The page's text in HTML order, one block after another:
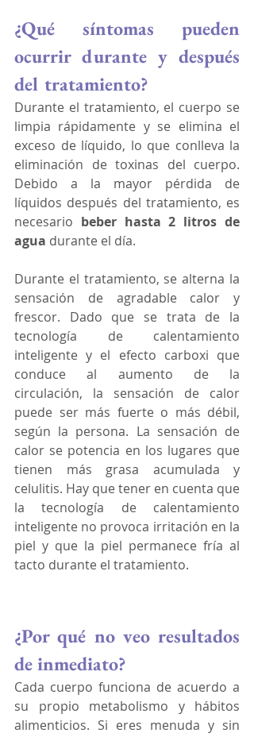
¿Qué síntomas pueden
ocurrir durante y después
del tratamiento?
Durante el tratamiento, el cuerpo se
limpia rápidamente y se elimina el
exceso de líquido, lo que conlleva la
eliminación de toxinas del cuerpo.
Debido a la mayor pérdida de
líquidos después del tratamiento, es
necesario beber hasta 2 litros de
agua durante el día.
Durante el tratamiento, se alterna la
sensación de agradable calor y
frescor. Dado que se trata de la
tecnología de calentamiento
inteligente y el efecto carboxi que
conduce al aumento de la
circulación, la sensación de calor
puede ser más fuerte o más débil,
según la persona. La sensación de
calor se potencia en los lugares que
tienen más grasa acumulada y
celulitis. Hay que tener en cuenta que
la tecnología de calentamiento
inteligente no provoca irritación en la
piel y que la piel permanece fría al
tacto durante el tratamiento.
¿Por qué no veo resultados
de inmediato?
Cada cuerpo funciona de acuerdo a
su propio metabolismo y hábitos
alimenticios. Si eres menuda y sin